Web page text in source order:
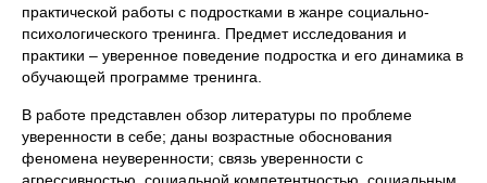
практической работы с подростками в жанре социально-
психологического тренинга. Предмет исследования и
практики – уверенное поведение подростка и его динамика в
обучающей программе тренинга.
В работе представлен обзор литературы по проблеме
уверенности в себе; даны возрастные обоснования
феномена неуверенности; связь уверенности с